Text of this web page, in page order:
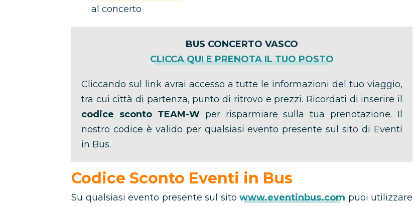
al concerto
BUS CONCERTO VASCO
CLICCA QUI E PRENOTA IL TUO POSTO
Cliccando sul link avrai accesso a tutte le informazioni del tuo viaggio,
tra cui città di partenza, punto di ritrovo e prezzi. Ricordati di inserire il
codice sconto TEAM-Wper risparmiare sulla tua prenotazione. Il
nostro codice è valido per qualsiasi evento presente sul sito di Eventi
in Bus.
Codice Sconto Eventi in Bus
Su qualsiasi evento presente sul sito www.eventinbus.com puoi utilizzare